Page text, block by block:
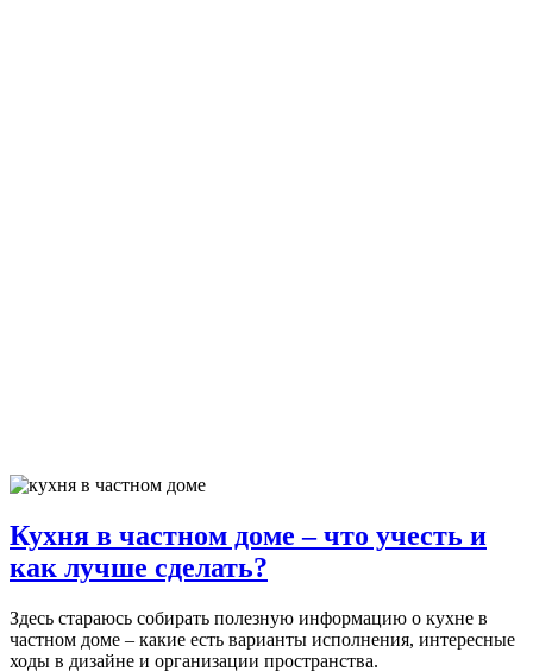
Кухня в частном доме – что учесть и
как лучше сделать?
Здесь стараюсь собирать полезную информацию о кухне в
частном доме – какие есть варианты исполнения, интересные
ходы в дизайне и организации пространства.